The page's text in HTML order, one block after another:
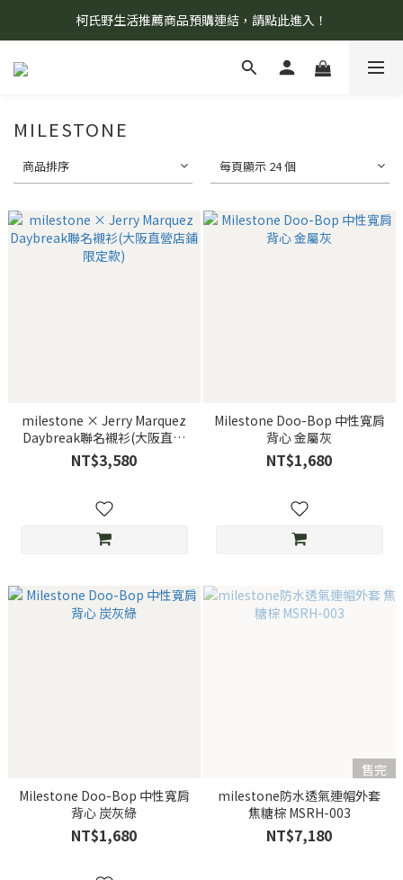
8/7 當天暫停開放工作室。請見諒！
柯氏野生活推薦商品預購連結，請點此進入！
8/7 當天暫停開放工作室。請見諒！
MILESTONE
商品排序 每頁顯示 24 個
milestone × Jerry Marquez
Daybreak聯名襯衫(大阪直營
店鋪限定款)
NT$3,580
Milestone Doo-Bop 中性寬肩
背心 金屬灰
NT$1,680
Milestone Doo-Bop 中性寬肩
背心 炭灰綠
NT$1,680
售完
milestone防水透氣連帽外套
焦糖棕 MSRH-003
NT$7,180